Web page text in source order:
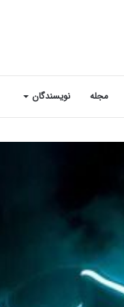
مجله نویسندگان